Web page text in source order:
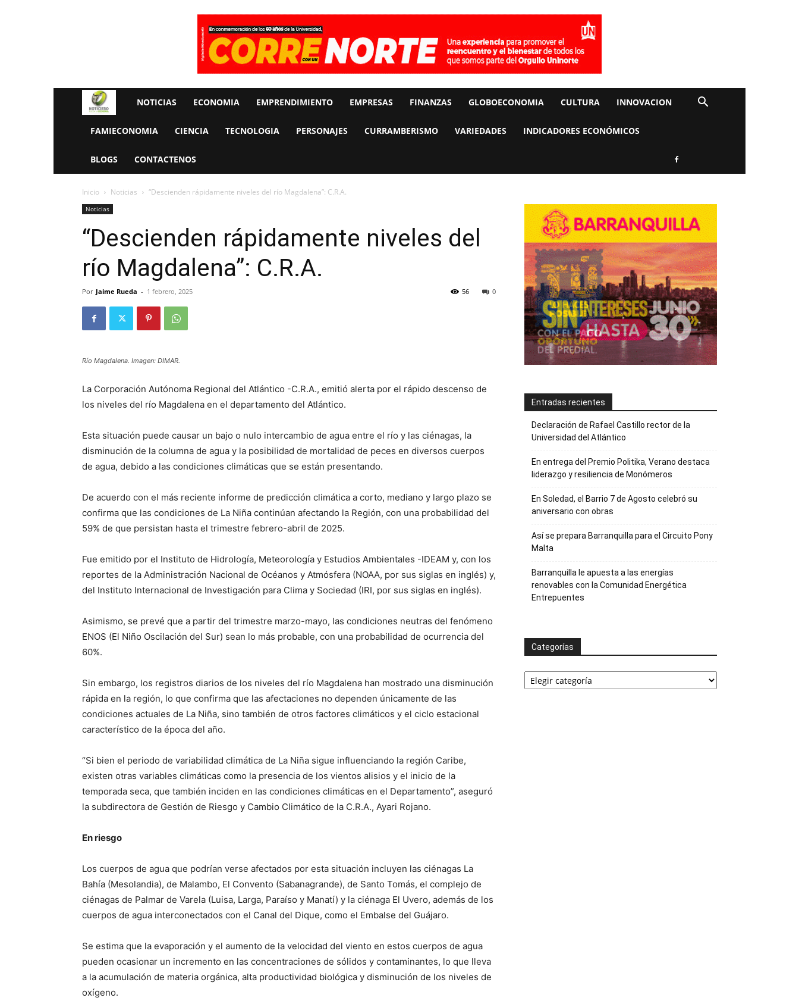
Rueda
La
Economia
NOTICIAS ECONOMIA EMPRENDIMIENTO EMPRESAS FINANZAS GLOBOECONOMIA CULTURA INNOVACION
FAMIECONOMIA CIENCIA TECNOLOGIA PERSONAJES CURRAMBERISMO VARIEDADES INDICADORES ECONÓMICOS
BLOGS CONTACTENOS
Inicio Noticias “Descienden rápidamente niveles del río Magdalena”: C.R.A.
Noticias
“Descienden rápidamente niveles del
río Magdalena”: C.R.A.
Por Jaime Rueda - 1 febrero, 2025 0
56
Río Magdalena. Imagen: DIMAR.
La Corporación Autónoma Regional del Atlántico -C.R.A., emitió alerta por el rápido descenso de
los niveles del río Magdalena en el departamento del Atlántico.
Esta situación puede causar un bajo o nulo intercambio de agua entre el río y las ciénagas, la
disminución de la columna de agua y la posibilidad de mortalidad de peces en diversos cuerpos
de agua, debido a las condiciones climáticas que se están presentando.
De acuerdo con el más reciente informe de predicción climática a corto, mediano y largo plazo se
confirma que las condiciones de La Niña continúan afectando la Región, con una probabilidad del
59% de que persistan hasta el trimestre febrero-abril de 2025.
Fue emitido por el Instituto de Hidrología, Meteorología y Estudios Ambientales -IDEAM y, con los
reportes de la Administración Nacional de Océanos y Atmósfera (NOAA, por sus siglas en inglés) y,
del Instituto Internacional de Investigación para Clima y Sociedad (IRI, por sus siglas en inglés).
Asimismo, se prevé que a partir del trimestre marzo-mayo, las condiciones neutras del fenómeno
ENOS (El Niño Oscilación del Sur) sean lo más probable, con una probabilidad de ocurrencia del
60%.
Sin embargo, los registros diarios de los niveles del río Magdalena han mostrado una disminución
rápida en la región, lo que confirma que las afectaciones no dependen únicamente de las
condiciones actuales de La Niña, sino también de otros factores climáticos y el ciclo estacional
característico de la época del año.
“Si bien el periodo de variabilidad climática de La Niña sigue influenciando la región Caribe,
existen otras variables climáticas como la presencia de los vientos alisios y el inicio de la
temporada seca, que también inciden en las condiciones climáticas en el Departamento”, aseguró
la subdirectora de Gestión de Riesgo y Cambio Climático de la C.R.A., Ayari Rojano.
En riesgo
Los cuerpos de agua que podrían verse afectados por esta situación incluyen las ciénagas La
Bahía (Mesolandia), de Malambo, El Convento (Sabanagrande), de Santo Tomás, el complejo de
ciénagas de Palmar de Varela (Luisa, Larga, Paraíso y Manatí) y la ciénaga El Uvero, además de los
cuerpos de agua interconectados con el Canal del Dique, como el Embalse del Guájaro.
Se estima que la evaporación y el aumento de la velocidad del viento en estos cuerpos de agua
pueden ocasionar un incremento en las concentraciones de sólidos y contaminantes, lo que lleva
a la acumulación de materia orgánica, alta productividad biológica y disminución de los niveles de
oxígeno.
Entradas recientes
Declaración de Rafael Castillo rector de la
Universidad del Atlántico
En entrega del Premio Politika, Verano destaca
liderazgo y resiliencia de Monómeros
En Soledad, el Barrio 7 de Agosto celebró su
aniversario con obras
Así se prepara Barranquilla para el Circuito Pony
Malta
Barranquilla le apuesta a las energías
renovables con la Comunidad Energética
Entrepuentes
Categorías
Categorías